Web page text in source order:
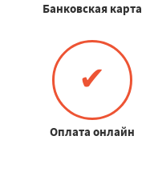
Банковская карта
✔
Оплата онлайн